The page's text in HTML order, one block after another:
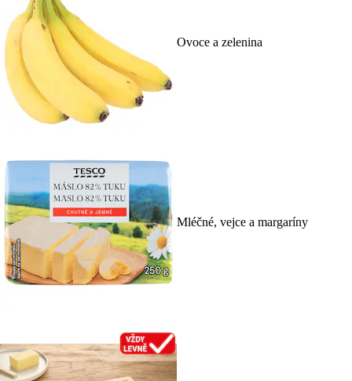
Ovoce a zelenina
Mléčné, vejce a margaríny